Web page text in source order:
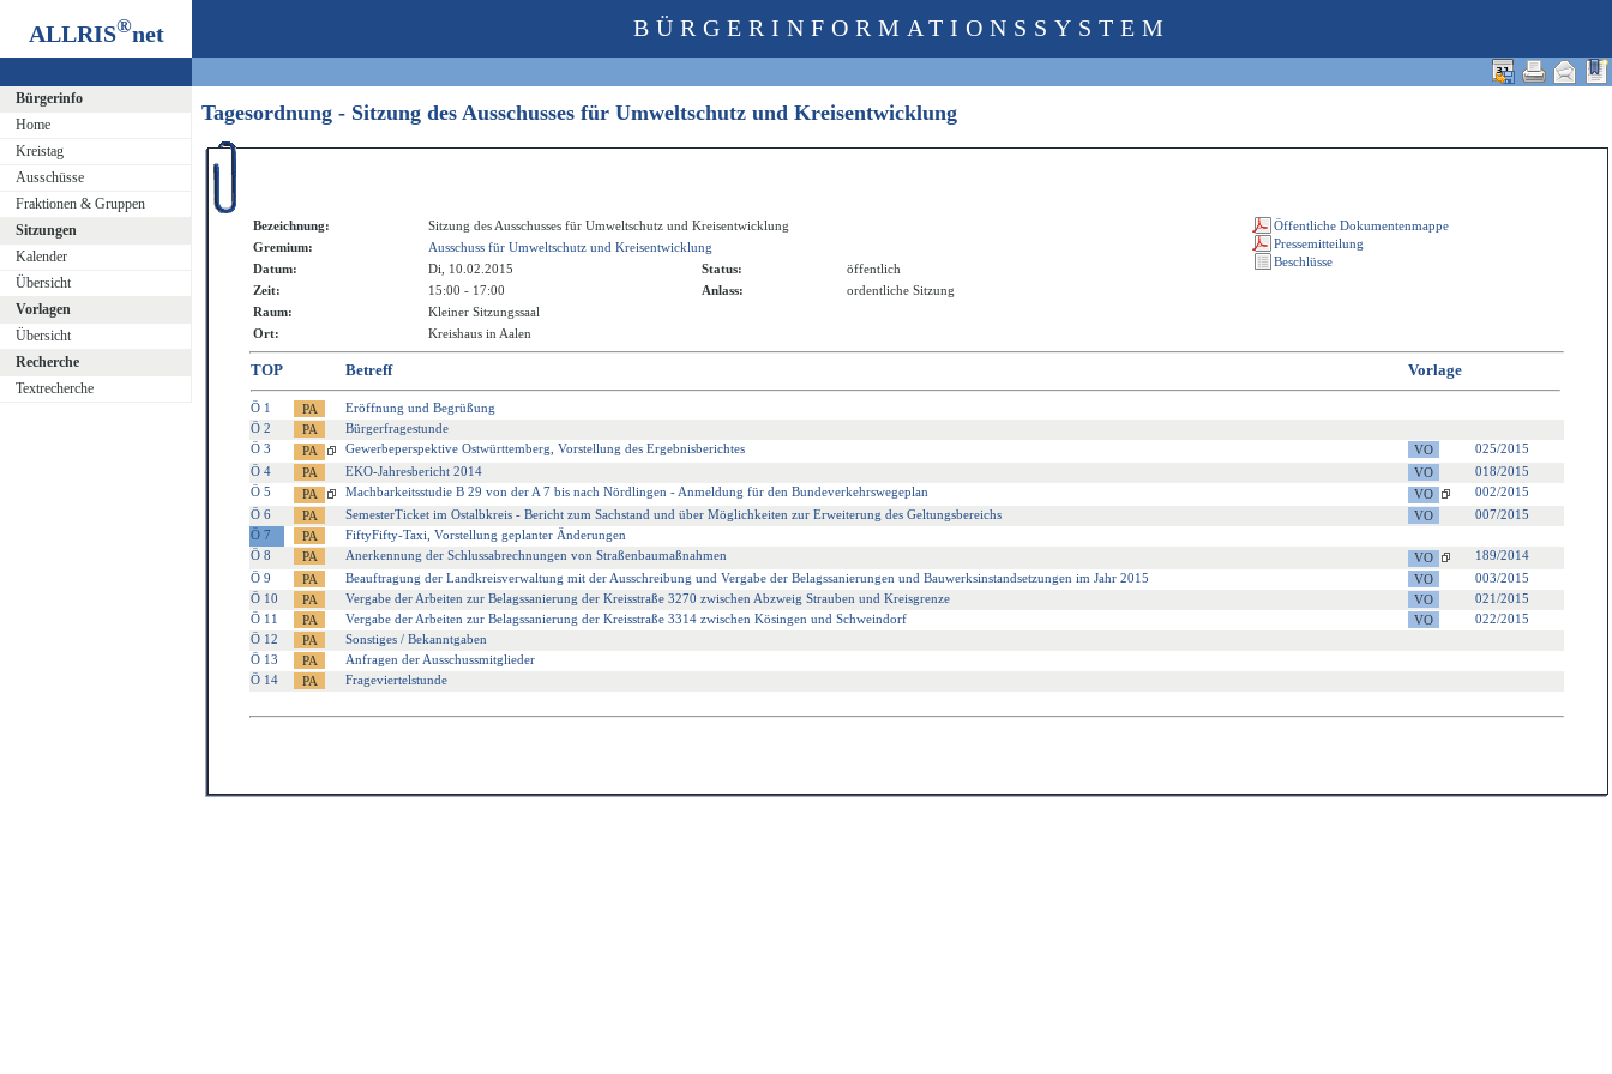
ALLRIS®net
Bürgerinfo
Home
Kreistag
Ausschüsse
Fraktionen & Gruppen
Sitzungen
Kalender
Übersicht
Vorlagen
Übersicht
Recherche
Textrecherche
BÜRGERINFORMATIONSSYSTEM
Tagesordnung - Sitzung des Ausschusses für Umweltschutz und Kreisentwicklung
Bezeichnung:
Sitzung des Ausschusses für Umweltschutz und Kreisentwicklung
Gremium:
Ausschuss für Umweltschutz und Kreisentwicklung
Datum:
Di, 10.02.2015 Status:
öffentlich
Zeit:
15:00 - 17:00 Anlass:
ordentliche Sitzung
Raum:
Kleiner Sitzungssaal
Ort:
Kreishaus in Aalen
TOP Betreff Vorlage
Ö 1
Eröffnung und Begrüßung
Ö 2
Bürgerfragestunde
Ö 3
Gewerbeperspektive Ostwürttemberg, Vorstellung des Ergebnisberichtes
025/2015
Ö 4
EKO-Jahresbericht 2014
018/2015
Ö 5
Machbarkeitsstudie B 29 von der A 7 bis nach Nördlingen - Anmeldung für den Bundeverkehrswegeplan
002/2015
Ö 6
SemesterTicket im Ostalbkreis - Bericht zum Sachstand und über Möglichkeiten zur Erweiterung des Geltungsbereichs
007/2015
Ö 7
FiftyFifty-Taxi, Vorstellung geplanter Änderungen
Ö 8
Anerkennung der Schlussabrechnungen von Straßenbaumaßnahmen
189/2014
Ö 9
Beauftragung der Landkreisverwaltung mit der Ausschreibung und Vergabe der Belagssanierungen und Bauwerksinstandsetzungen im Jahr 2015
003/2015
Ö 10
Vergabe der Arbeiten zur Belagssanierung der Kreisstraße 3270 zwischen Abzweig Strauben und Kreisgrenze
021/2015
Ö 11
Vergabe der Arbeiten zur Belagssanierung der Kreisstraße 3314 zwischen Kösingen und Schweindorf
022/2015
Ö 12
Sonstiges / Bekanntgaben
Ö 13
Anfragen der Ausschussmitglieder
Ö 14
Frageviertelstunde